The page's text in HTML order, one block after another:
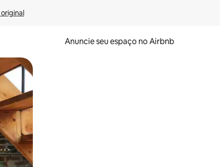
Anuncie seu espaço no Airbnb